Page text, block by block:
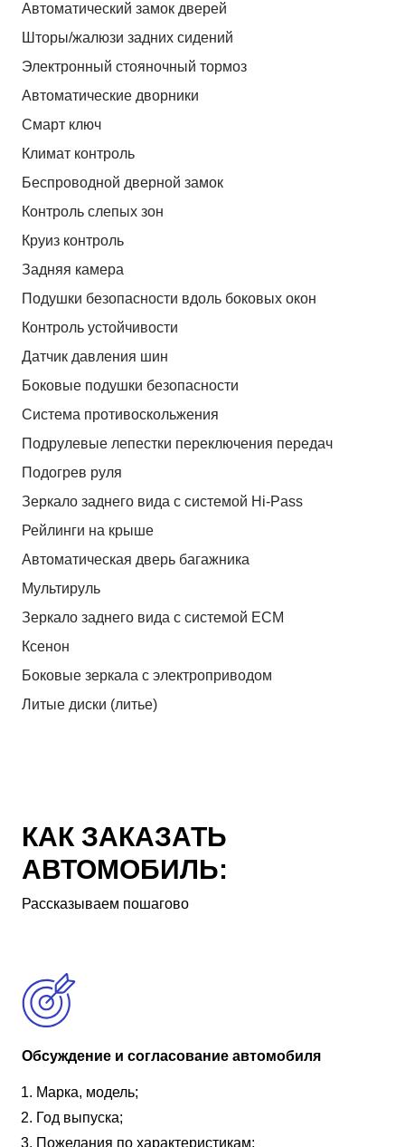
Автоматический замок дверей
Шторы/жалюзи задних сидений
Электронный стояночный тормоз
Автоматические дворники
Смарт ключ
Климат контроль
Беспроводной дверной замок
Контроль слепых зон
Круиз контроль
Задняя камера
Подушки безопасности вдоль боковых окон
Контроль устойчивости
Датчик давления шин
Боковые подушки безопасности
Система противоскольжения
Подрулевые лепестки переключения передач
Подогрев руля
Зеркало заднего вида с системой Hi-Pass
Рейлинги на крыше
Автоматическая дверь багажника
Мультируль
Зеркало заднего вида с системой ЕСМ
Ксенон
Боковые зеркала с электроприводом
Литые диски (литье)
КАК ЗАКАЗАТЬ
АВТОМОБИЛЬ:
Рассказываем пошагово
Обсуждение и согласование автомобиля
Марка, модель;
Год выпуска;
Пожелания по характеристикам;